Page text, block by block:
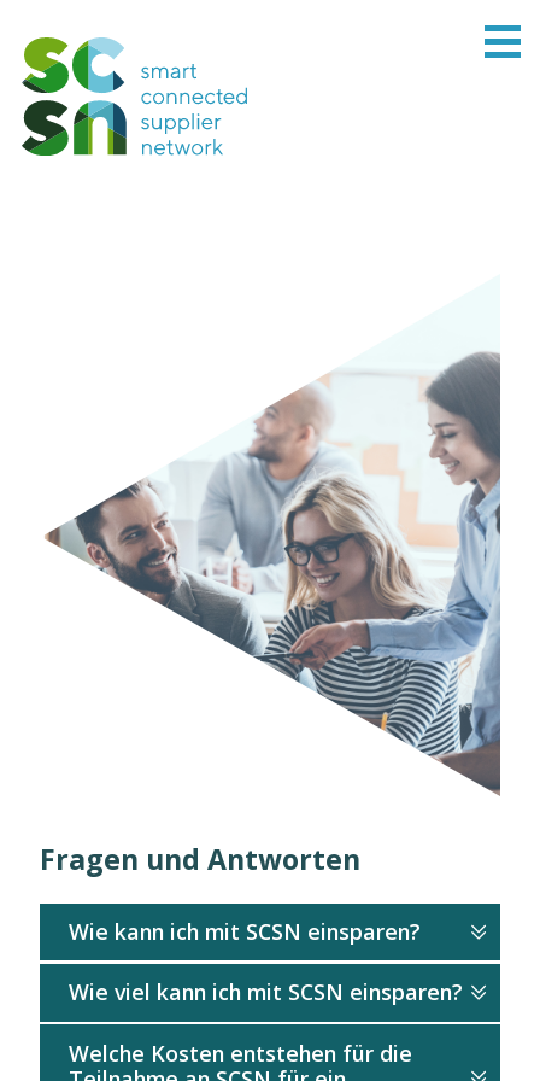
Fragen und Antworten
Wie kann ich mit SCSN einsparen?
Mit SCSN können Sie an mehreren Fronten
besteht darin, dass Ihre IT-Systeme direkt
Wie viel kann ich mit SCSN einsparen?
Ihre Einsparungen mit SCSN sind natürlich
Welche Kosten entstehen für die